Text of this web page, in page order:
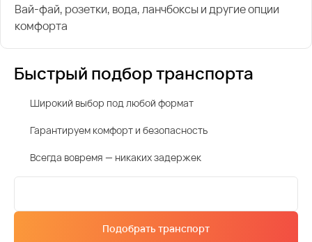
Вай-фай, розетки, вода, ланчбоксы и другие опции
комфорта
Быстрый подбор транспорта
Широкий выбор под любой формат
Гарантируем комфорт и безопасность
Всегда вовремя — никаких задержек
Подобрать транспорт